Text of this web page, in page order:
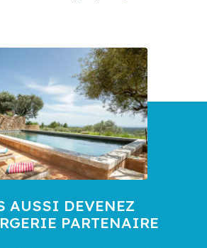
AUSSI DEVENEZ
PARTENAIRE